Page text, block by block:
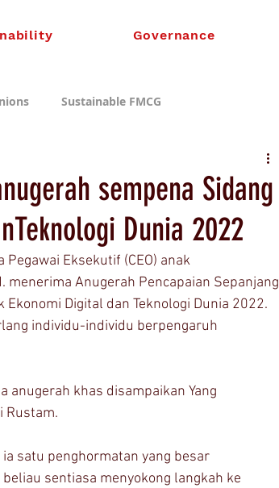
Governance
Sustainable FMCG
sempena Sidang
Dunia 2022
Eksekutif (CEO) anak
Anugerah Pencapaian Sepanjang
Digital dan Teknologi Dunia 2022.
individu-individu berpengaruh
anugerah khas disampaikan Yang
Rustam.
satu penghormatan yang besar
sentiasa menyokong langkah ke